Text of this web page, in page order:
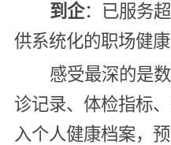
到企：已服务
供系统化的职场健康
感受最深的是
诊记录、体检指标
入个人健康档案，